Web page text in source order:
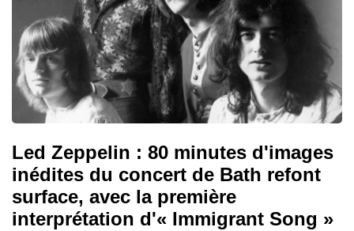
Led Zeppelin : 80 minutes d'images
inédites du concert de Bath refont
surface, avec la première
interprétation d'« Immigrant Song »